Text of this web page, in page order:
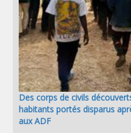
Des corps de civils
habitants portés disparus
aux ADF